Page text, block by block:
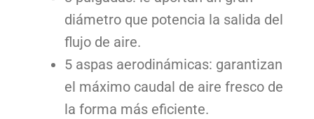
diámetro que potencia la salida del
flujo de aire.
5 aspas aerodinámicas: garantizan
el máximo caudal de aire fresco de
la forma más eficiente.